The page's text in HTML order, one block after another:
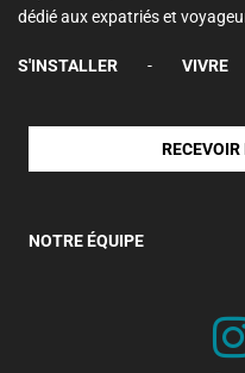
dédié aux expatriés et
S'INSTALLER - VIVRE
NOTRE ÉQUIPE